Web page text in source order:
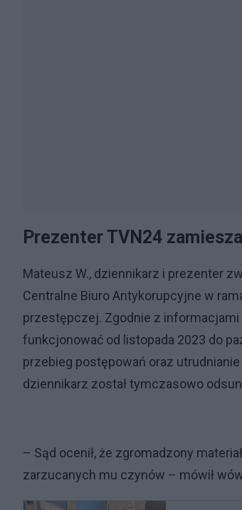
Prezenter TVN24
Mateusz W., dziennikarz i prezenter
Centralne Biuro Antykorupcyjne w
przestępczej. Zgodnie z informacjami
funkcjonować od listopada 2023 do
przebieg postępowań oraz
dziennikarz został tymczasowo
– Sąd ocenił, że zgromadzony
zarzucanych mu czynów – mówił